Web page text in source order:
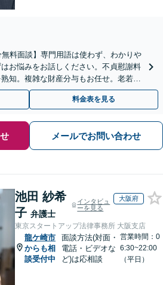
無料面談】専門用語は使わず、わかりや
お悩みをお話しください。不貞慰謝料
知。複雑な財産分与もお任せ。老若男
料金表を見る
メールでお問い合わせ
池田 紗希
子 弁護士
インタビュ
ーを見る
大阪府
東京スタートアップ法律事務所 大阪支店
龍ケ崎市
からも相
談受付中
面談方法(対面・
電話・ビデオな
ど)は応相談
営業時間：0
6:30~22:00
（平日）